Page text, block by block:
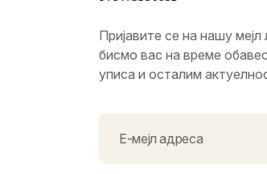
Пријавите се на нашу мејл
бисмо вас на време
уписа и осталим